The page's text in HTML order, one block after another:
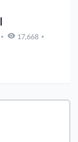
• 17,668 •